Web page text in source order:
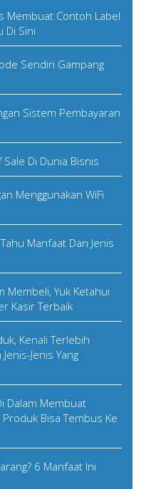
Membuat Contoh Label
Di Sini
Sendiri Gampang
Sistem Pembayaran
Di Dunia Bisnis
Menggunakan WiFi
Manfaat Dan Jenis
Membeli, Yuk Ketahui
Kasir Terbaik
Kenali Terlebih
Jenis Yang
Dalam Membuat
Bisa Tembus Ke
6 Manfaat Ini